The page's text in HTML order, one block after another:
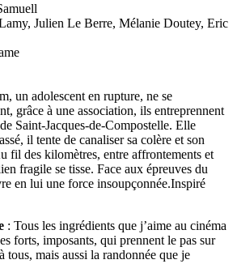
Julien Le Berre, Mélanie Doutey, Eric
un adolescent en rupture, ne se
grâce à une association, ils entreprennent
Saint-Jacques-de-Compostelle. Elle
il tente de canaliser sa colère et son
fil des kilomètres, entre affrontements et
fragile se tisse. Face aux épreuves du
en lui une force insoupçonnée.Inspiré
: Tous les ingrédients que j’aime au cinéma
forts, imposants, qui prennent le pas sur
tous, mais aussi la randonnée que je